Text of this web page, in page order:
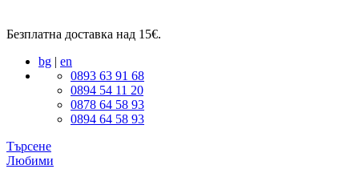
Безплатна доставка над 15€.
bg | en
0893 63 91 68
0894 54 11 20
0878 64 58 93
0894 64 58 93
Търсене
Любими